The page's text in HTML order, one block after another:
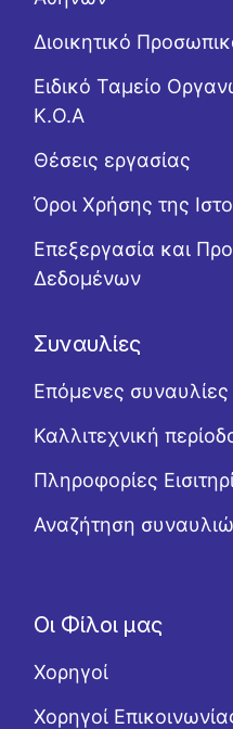
Διοικητικό
Ειδικό Ταμείο
Κ.Ο.Α
Θέσεις εργασίας
Όροι Χρήσης της
Επεξεργασία και
Δεδομένων
Συναυλίες
Επόμενες συναυλίες
Καλλιτεχνική
Πληροφορίες
Αναζήτηση
Οι Φίλοι μας
Χορηγοί
Χορηγοί